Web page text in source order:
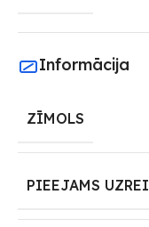
Informācija
ZĪMOLS
PIEEJAMS